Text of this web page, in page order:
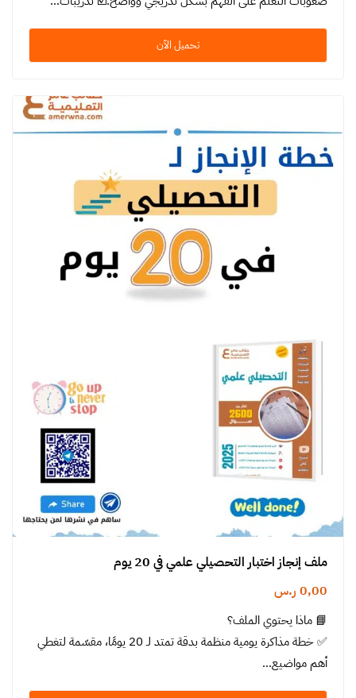
تحميل الآن
ملف إنجاز اختبار التحصيلي علمي في 20 يوم
0,00 ر.س
📘 ماذا يحتوي الملف؟
✅ خطة مذاكرة يومية منظمة بدقة تمتد لـ 20 يومًا، مقسّمة لتغطي
أهم مواضيع…